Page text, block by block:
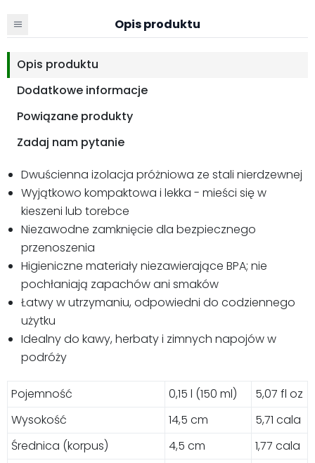
Opis produktu
Opis produktu
Dodatkowe informacje
Powiązane produkty
Zadaj nam pytanie
Dwuścienna izolacja próżniowa ze stali nierdzewnej
Wyjątkowo kompaktowa i lekka - mieści się w
kieszeni lub torebce
Niezawodne zamknięcie dla bezpiecznego
przenoszenia
Higieniczne materiały niezawierające BPA; nie
pochłaniają zapachów ani smaków
Łatwy w utrzymaniu, odpowiedni do codziennego
użytku
Idealny do kawy, herbaty i zimnych napojów w
podróży
Pojemność 0,15 l (150 ml)
5,07 fl oz
Wysokość
14,5 cm
5,71 cala
Średnica (korpus)
4,5 cm
1,77 cala